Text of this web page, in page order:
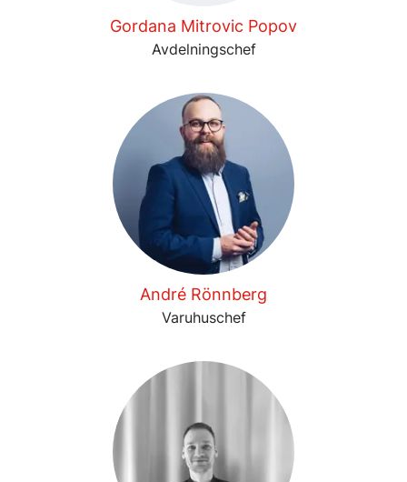
Gordana Mitrovic Popov
Avdelningschef
André Rönnberg
Varuhuschef